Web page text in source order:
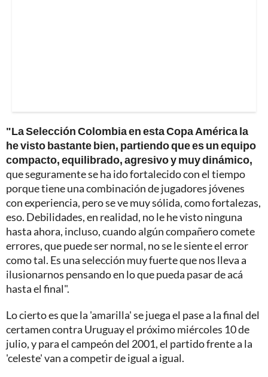
"La Selección Colombia en esta Copa América la
he visto bastante bien, partiendo que es un equipo
compacto, equilibrado, agresivo y muy dinámico,
que seguramente se ha ido fortalecido con el tiempo
porque tiene una combinación de jugadores jóvenes
con experiencia, pero se ve muy sólida, como fortalezas,
eso. Debilidades, en realidad, no le he visto ninguna
hasta ahora, incluso, cuando algún compañero comete
errores, que puede ser normal, no se le siente el error
como tal. Es una selección muy fuerte que nos lleva a
ilusionarnos pensando en lo que pueda pasar de acá
hasta el final".
Lo cierto es que la 'amarilla' se juega el pase a la final del
certamen contra Uruguay el próximo miércoles 10 de
julio, y para el campeón del 2001, el partido frente a la
'celeste' van a competir de igual a igual.